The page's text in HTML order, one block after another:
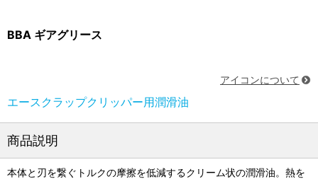
BBA ギアグリース
アイコンについて
エースクラップクリッパー用潤滑油
商品説明
本体と刃を繋ぐトルクの摩擦を低減するクリーム状の潤滑油。熱を